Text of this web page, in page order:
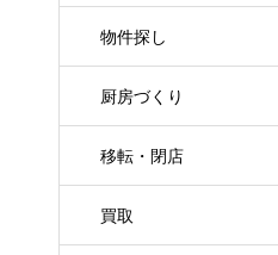
物件探し
厨房づくり
移転・閉店
買取